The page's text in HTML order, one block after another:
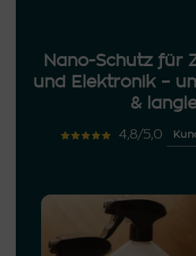
Nano-Schutz für
und Elektronik –
&
4,8/5,0